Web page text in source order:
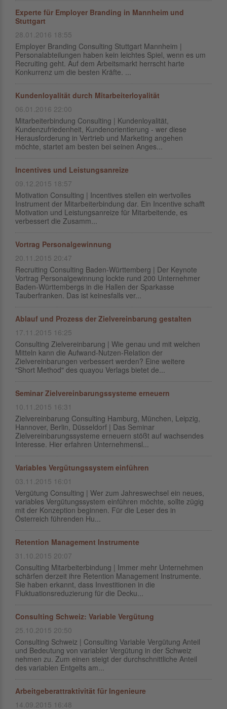
Experte für Employer Branding in Mannheim und
Stuttgart
28.01.2016 18:55
Employer Branding Consulting Stuttgart Mannheim |
Personalabteilungen haben kein leichtes Spiel, wenn es um
Recruiting geht. Auf dem Arbeitsmarkt herrscht harte
Konkurrenz um die besten Kräfte. ...
Kundenloyalität durch Mitarbeiterloyalität
06.01.2016 22:00
Mitarbeiterbindung Consulting | Kundenloyalität,
Kundenzufriedenheit, Kundenorientierung - wer diese
Herausforderung in Vertrieb und Marketing angehen
möchte, startet am besten bei seinen Anges...
Incentives und Leistungsanreize
09.12.2015 18:57
Motivation Consulting | Incentives stellen ein wertvolles
Instrument der Mitarbeiterbindung dar. Ein Incentive schafft
Motivation und Leistungsanreize für Mitarbeitende, es
verbessert die Zusamm...
Vortrag Personalgewinnung
20.11.2015 20:47
Recruiting Consulting Baden-Württemberg | Der Keynote
Vortrag Personalgewinnung lockte rund 200 Unternehmer
Baden-Württembergs in die Hallen der Sparkasse
Tauberfranken. Das ist keinesfalls ver...
Ablauf und Prozess der Zielvereinbarung gestalten
17.11.2015 16:25
Consulting Zielvereinbarung | Wie genau und mit welchen
Mitteln kann die Aufwand-Nutzen-Relation der
Zielvereinbarungen verbessert werden? Eine weitere
"Short Method" des quayou Verlags bietet de...
Seminar Zielvereinbarungssysteme erneuern
10.11.2015 16:31
Zielvereinbarung Consulting Hamburg, München, Leipzig,
Hannover, Berlin, Düsseldorf | Das Seminar
Zielvereinbarungssysteme erneuern stößt auf wachsendes
Interesse. Hier erfahren Unternehmensl...
Variables Vergütungssystem einführen
03.11.2015 16:01
Vergütung Consulting | Wer zum Jahreswechsel ein neues,
variables Vergütungssystem einführen möchte, sollte zügig
mit der Konzeption beginnen. Für die Leser des in
Österreich führenden Hu...
Retention Management Instrumente
31.10.2015 20:07
Consulting Mitarbeiterbindung | Immer mehr Unternehmen
schärfen derzeit ihre Retention Management Instrumente.
Sie haben erkannt, dass Investitionen in die
Fluktuationsreduzierung für die Decku...
Consulting Schweiz: Variable Vergütung
25.10.2015 20:50
Consulting Schweiz | Consulting Variable Vergütung Anteil
und Bedeutung von variabler Vergütung in der Schweiz
nehmen zu. Zum einen steigt der durchschnittliche Anteil
des variablen Entgelts am...
Arbeitgeberattraktivität für Ingenieure
14.09.2015 16:48